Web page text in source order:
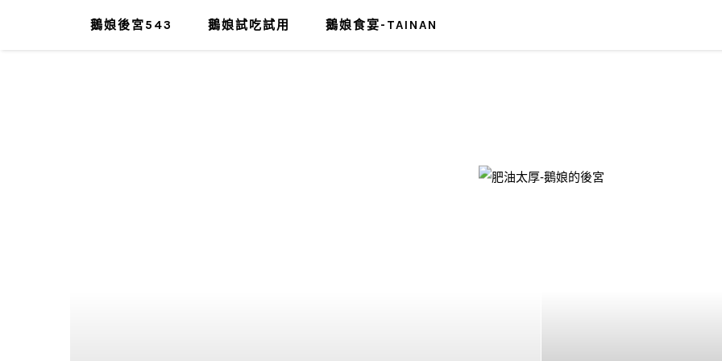
鵝娘後宮543 鵝娘試吃試用 鵝娘食宴-TAINAN
肥油太厚-鵝娘的後宮